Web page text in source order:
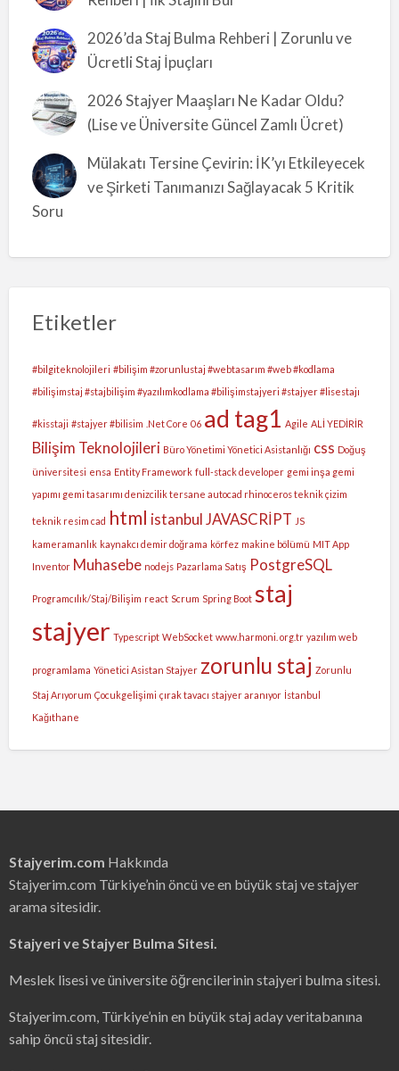
2026’da Staj Bulma Rehberi | Zorunlu ve
Ücretli Staj İpuçları
2026 Stajyer Maaşları Ne Kadar Oldu?
(Lise ve Üniversite Güncel Zamlı Ücret)
Mülakatı Tersine Çevirin: İK’yı Etkileyecek
ve Şirketi Tanımanızı Sağlayacak 5 Kritik
Soru
Etiketler
#bilgiteknolojileri #bilişim #zorunlustaj #webtasarım #web #kodlama
#bilişimstaj #stajbilişim #yazılımkodlama #bilişimstajyeri #stajyer #lisestajı
#kisstaji #stajyer #bilisim .Net Core 06 ad tag1 Agile ALİ YEDİRİR
Bilişim Teknolojileri Büro Yönetimi Yönetici Asistanlığı css Doğuş
üniversitesi ensa Entity Framework full-stack developer gemi inşa gemi
yapımı gemi tasarımı denizcilik tersane autocad rhinoceros teknik çizim
teknik resim cad html istanbulJAVASCRİPT JS
kameramanlık kaynakcı demir doğrama körfez makine bölümü MIT App
Inventor Muhasebe nodejs Pazarlama Satış PostgreSQL
Programcılık/Staj/Bilişim react Scrum Spring Boot staj
stajyer Typescript WebSocket www.harmoni. org.tr yazılım web
programlama Yönetici Asistan Stajyer zorunlu staj Zorunlu
Staj Arıyorum Çocukgelişimi çırak tavacı stajyer aranıyor İstanbul
Kağıthane
Stajyerim.com Hakkında
Stajyerim.com Türkiye’nin öncü ve en büyük staj ve stajyer
arama sitesidir.
Stajyeri ve Stajyer Bulma Sitesi.
Meslek lisesi ve üniversite öğrencilerinin stajyeri bulma sitesi.
Stajyerim.com, Türkiye’nin en büyük staj aday veritabanına
sahip öncü staj sitesidir.